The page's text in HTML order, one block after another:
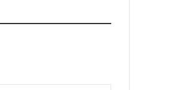
كتابة بريدك الإلكتروني...